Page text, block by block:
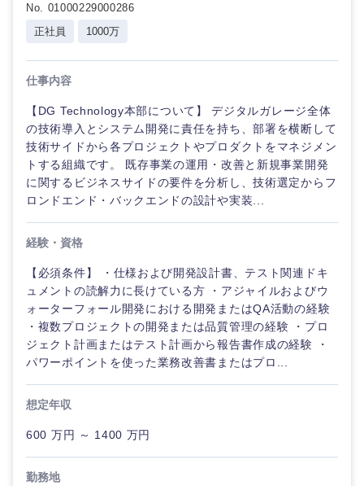
No. 01000229000286
正社員
1000万
仕事内容
【DG Technology本部について】 デジタルガレージ全体
の技術導入とシステム開発に責任を持ち、部署を横断して
技術サイドから各プロジェクトやプロダクトをマネジメン
トする組織です。 既存事業の運用・改善と新規事業開発
に関するビジネスサイドの要件を分析し、技術選定からフ
ロンドエンド・バックエンドの設計や実装...
経験・資格
【必須条件】 ・仕様および開発設計書、テスト関連ドキ
ュメントの読解力に長けている方 ・アジャイルおよびウ
ォーターフォール開発における開発またはQA活動の経験
・複数プロジェクトの開発または品質管理の経験 ・プロ
ジェクト計画またはテスト計画から報告書作成の経験 ・
パワーポイントを使った業務改善書またはプロ...
想定年収
600 万円 ～ 1400 万円
勤務地